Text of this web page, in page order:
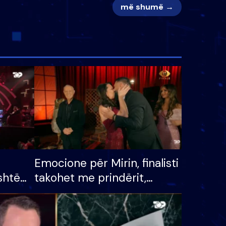
më shumë →
për
Emocione për Mirin, finalisti
takohet me prindërit,
vajzën dhe bashkëshorten:
S’kemi ndonjë letër divorci
apo jo?